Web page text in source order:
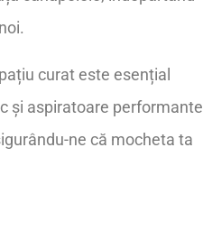
curat este esențial
și aspiratoare performante
ne că mocheta ta